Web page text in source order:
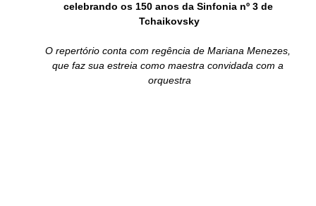
celebrando os 150 anos da Sinfonia nº 3 de
Tchaikovsky
O repertório conta com regência de Mariana Menezes,
que faz sua estreia como maestra convidada com a
orquestra